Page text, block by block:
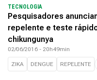
TECNOLOGIA
Pesquisadores
repelente e teste
chikungunya
02/06/2016 - 20h49min
ZIKA DENGUE REPELENTE